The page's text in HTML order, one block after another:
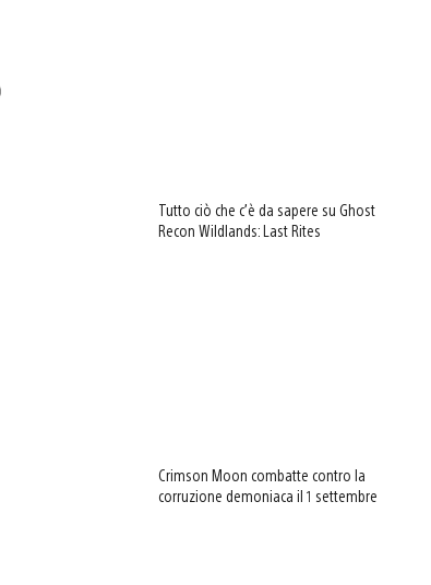
Tutto ciò che c’è da sapere su Ghost
Recon Wildlands: Last Rites
Crimson Moon combatte contro la
corruzione demoniaca il 1 settembre